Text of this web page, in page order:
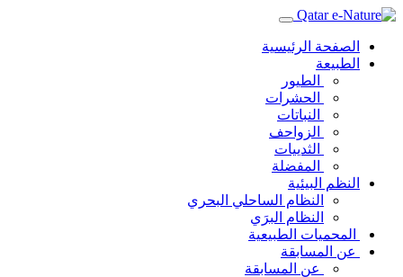
الصفحة الرئيسية
الطبيعة
الطيور
الحشرات
النباتات
الزواحف
الثدييات
المفضلة
النظم البيئية
النظام الساحلي البحري
النظام البرَي
المحميات الطبيعية
عن المسابقة
عن المسابقة